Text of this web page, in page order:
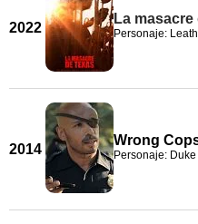
2022
La masacre
Personaje:
2014
Wrong
Personaje: Duke